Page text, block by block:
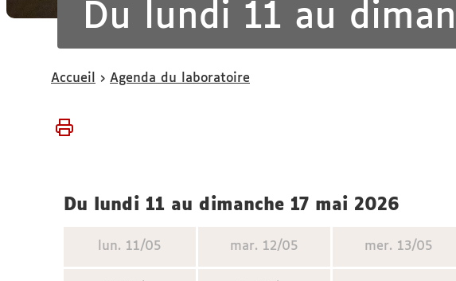
Du lundi 11 au
Vous
ici :
Accueil Agenda du laboratoire
du lundi 11 au dimanche 17 mai 2026
lun. 11/05 mar. 12/05 mer. 13/05